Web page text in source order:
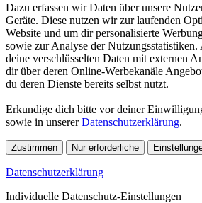
Dazu erfassen wir Daten über unsere
Geräte. Diese nutzen wir zur laufenden
Website und um dir personalisierte
sowie zur Analyse der
deine verschlüsselten Daten mit externen
dir über deren Online-Werbekanäle
du deren Dienste bereits selbst nutzt.
Erkundige dich bitte vor deiner
sowie in unsererDatenschutzerklärung.
Zustimmen Nur erforderliche
Datenschutzerklärung
Individuelle Datenschutz-Einstellungen